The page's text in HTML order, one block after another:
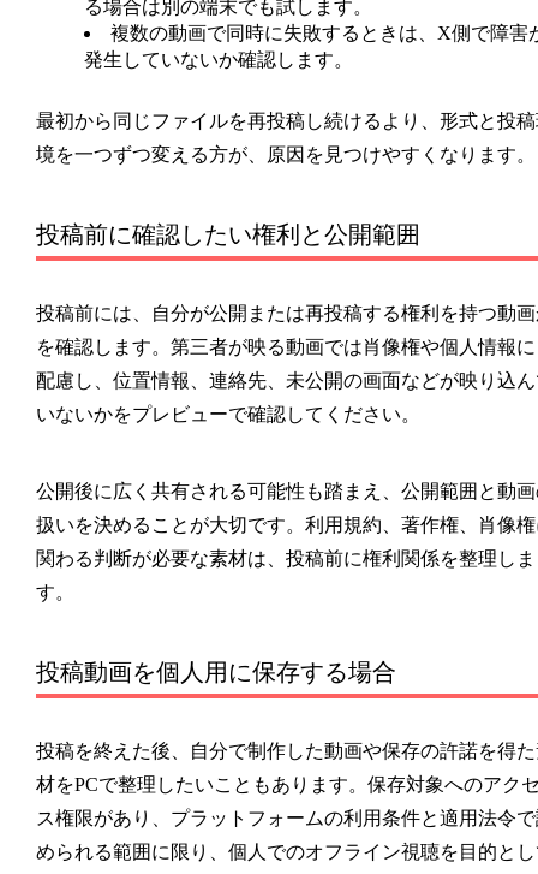
る場合は別の端末でも試します。
複数の動画で同時に失敗するときは、X側で障害
発生していないか確認します。
最初から同じファイルを再投稿し続けるより、形式と投
境を一つずつ変える方が、原因を見つけやすくなります。
投稿前に確認したい権利と公開範囲
投稿前には、自分が公開または再投稿する権利を持つ動
を確認します。第三者が映る動画では肖像権や個人情報
配慮し、位置情報、連絡先、未公開の画面などが映り込
いないかをプレビューで確認してください。
公開後に広く共有される可能性も踏まえ、公開範囲と動
扱いを決めることが大切です。利用規約、著作権、肖像
関わる判断が必要な素材は、投稿前に権利関係を整理しま
す。
投稿動画を個人用に保存する場合
投稿を終えた後、自分で制作した動画や保存の許諾を得
材をPCで整理したいこともあります。保存対象へのアク
ス権限があり、プラットフォームの利用条件と適用法令
められる範囲に限り、個人でのオフライン視聴を目的と